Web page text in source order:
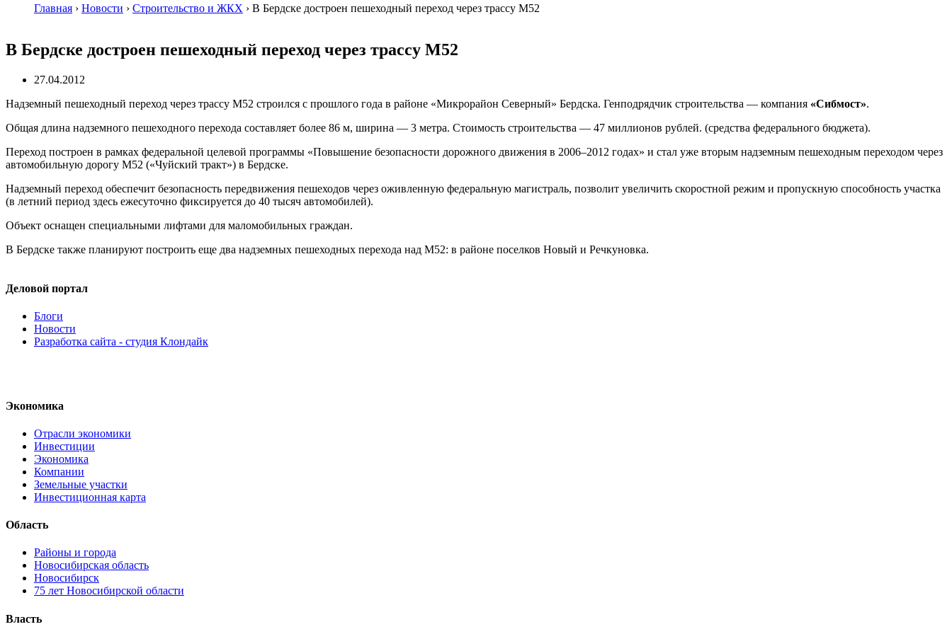
Главная › Новости › Строительство и ЖКХ › В Бердске достроен пешеходный переход через трассу М52
В Бердске достроен пешеходный переход через трассу М52
27.04.2012
Надземный пешеходный переход через трассу М52 строился с прошлого года в районе «Микрорайон Северный» Бердска. Генподрядчик строительства — компания «Сибмост».
Общая длина надземного пешеходного перехода составляет более 86 м, ширина — 3 метра. Стоимость строительства — 47 миллионов рублей. (средства федерального бюджета).
Переход построен в рамках федеральной целевой программы «Повышение безопасности дорожного движения в 2006–2012 годах» и стал уже вторым надземным пешеходным переходом через
автомобильную дорогу М52 («Чуйский тракт») в Бердске.
Надземный переход обеспечит безопасность передвижения пешеходов через оживленную федеральную магистраль, позволит увеличить скоростной режим и пропускную способность участка
(в летний период здесь ежесуточно фиксируется до 40 тысяч автомобилей).
Объект оснащен специальными лифтами для маломобильных граждан.
В Бердске также планируют построить еще два надземных пешеходных перехода над М52: в районе поселков Новый и Речкуновка.
Деловой портал
Блоги
Новости
Разработка сайта - студия Клондайк
Экономика
Отрасли экономики
Инвестиции
Экономика
Компании
Земельные участки
Инвестиционная карта
Область
Районы и города
Новосибирская область
Новосибирск
75 лет Новосибирской области
Власть